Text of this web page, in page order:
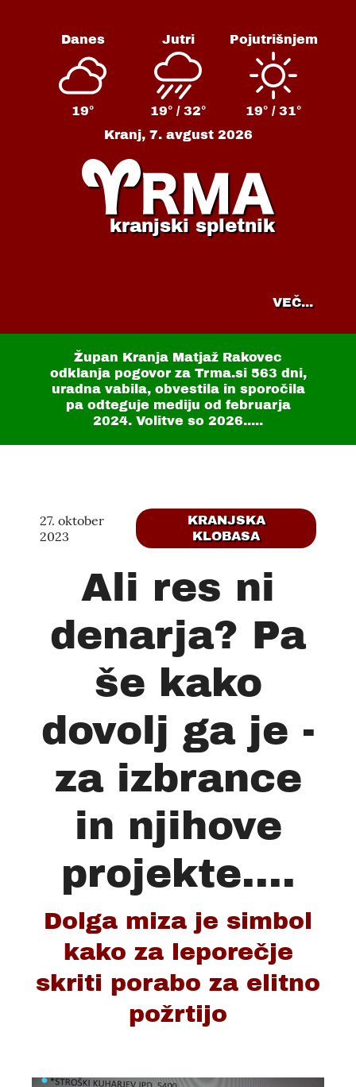
Danes
19°
Jutri
19° / 32°
Pojutrišnjem
19° / 31°
Kranj, 7. avgust 2026
kranjski spletnik
VEČ...
Župan Kranja Matjaž Rakovec
odklanja pogovor za Trma.si 563 dni,
uradna vabila, obvestila in sporočila
pa odteguje mediju od februarja
2024. Volitve so 2026.....
27. oktober
2023
KRANJSKA
KLOBASA
Ali res ni
denarja? Pa
še kako
dovolj ga je -
za izbrance
in njihove
projekte....
Dolga miza je simbol
kako za leporečje
skriti porabo za elitno
požrtijo